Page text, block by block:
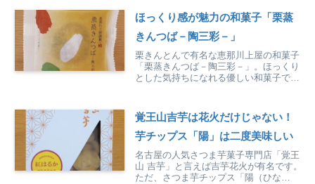
ほっくり感が魅力の和菓子「栗蒸
きんつば－陶三彩－」
栗きんとんで有名な恵那川上屋の和菓子
「栗蒸きんつば－陶三彩－」。ほっくり
とした気持ちになれる優しい和菓子で
覚王山吉芋は花火だけじゃない！
芋チップス「陽」は二度美味しい
名古屋の人気さつま芋菓子専門店「覚王
山 吉芋」と言えば吉芋花火が有名です。
ただ、さつま芋チップス「陽（ひな